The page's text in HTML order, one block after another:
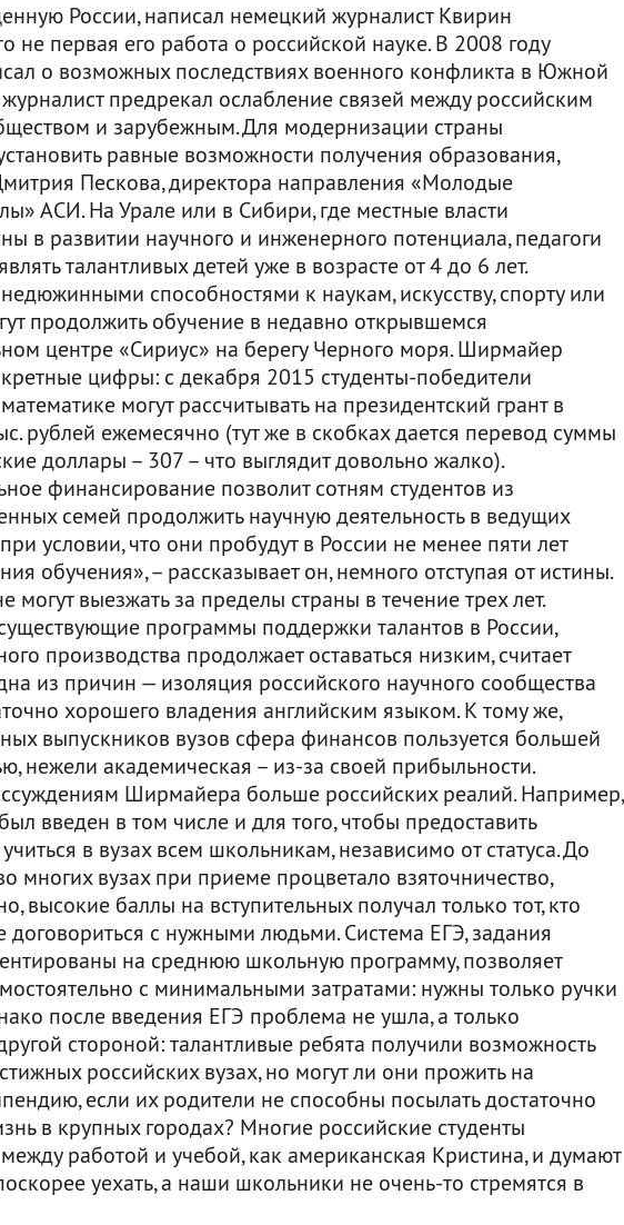
России, написал немецкий журналист Квирин
не первая его работа о российской науке. В 2008 году
о возможных последствиях военного конфликта в Южной
журналист предрекал ослабление связей между российским
и зарубежным. Для модернизации страны
равные возможности получения образования,
Пескова, директора направления «Молодые
АСИ. На Урале или в Сибири, где местные власти
в развитии научного и инженерного потенциала, педагоги
талантливых детей уже в возрасте от 4 до 6 лет.
способностями к наукам, искусству, спорту или
продолжить обучение в недавно открывшемся
центре «Сириус» на берегу Черного моря. Ширмайер
цифры: с декабря 2015 студенты-победители
могут рассчитывать на президентский грант в
рублей ежемесячно (тут же в скобках дается перевод суммы
доллары – 307 – что выглядит довольно жалко).
финансирование позволит сотням студентов из
семей продолжить научную деятельность в ведущих
условии, что они пробудут в России не менее пяти лет
обучения», – рассказывает он, немного отступая от истины.
могут выезжать за пределы страны в течение трех лет.
программы поддержки талантов в России,
производства продолжает оставаться низким, считает
из причин — изоляция российского научного сообщества
хорошего владения английским языком. К тому же,
выпускников вузов сфера финансов пользуется большей
нежели академическая – из-за своей прибыльности.
Ширмайера больше российских реалий. Например,
введен в том числе и для того, чтобы предоставить
в вузах всем школьникам, независимо от статуса. До
многих вузах при приеме процветало взяточничество,
высокие баллы на вступительных получал только тот, кто
договориться с нужными людьми. Система ЕГЭ, задания
на среднюю школьную программу, позволяет
с минимальными затратами: нужны только ручки
после введения ЕГЭ проблема не ушла, а только
стороной: талантливые ребята получили возможность
российских вузах, но могут ли они прожить на
если их родители не способны посылать достаточно
в крупных городах? Многие российские студенты
работой и учебой, как американская Кристина, и думают
уехать, а наши школьники не очень-то стремятся в